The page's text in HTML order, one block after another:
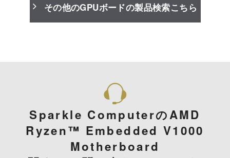
その他のGPUボードの製品検索こちら
Sparkle ComputerのAMD
Ryzen™ Embedded V1000
Motherboard